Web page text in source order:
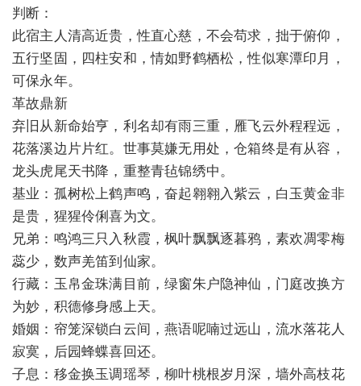
判断：
此宿主人清高近贵，性直心慈，不会苟求，拙于俯仰，
五行坚固，四柱安和，情如野鹤栖松，性似寒潭印月，
可保永年。
革故鼎新
弃旧从新命始亨，利名却有雨三重，雁飞云外程程远，
花落溪边片片红。世事莫嫌无用处，仓箱终是有从容，
龙头虎尾天书降，重整青毡锦绣中。
基业：孤树松上鹤声鸣，奋起翱翱入紫云，白玉黄金非
是贵，猩猩伶俐喜为文。
兄弟：鸣鸿三只入秋霞，枫叶飘飘逐暮鸦，素欢凋零梅
蕊少，数声羌笛到仙家。
行藏：玉帛金珠满目前，绿窗朱户隐神仙，门庭改换方
为妙，积德修身感上天。
婚姻：帘笼深锁白云间，燕语呢喃过远山，流水落花人
寂寞，后园蜂蝶喜回还。
子息：移金换玉调瑶琴，柳叶桃根岁月深，墙外高枝花